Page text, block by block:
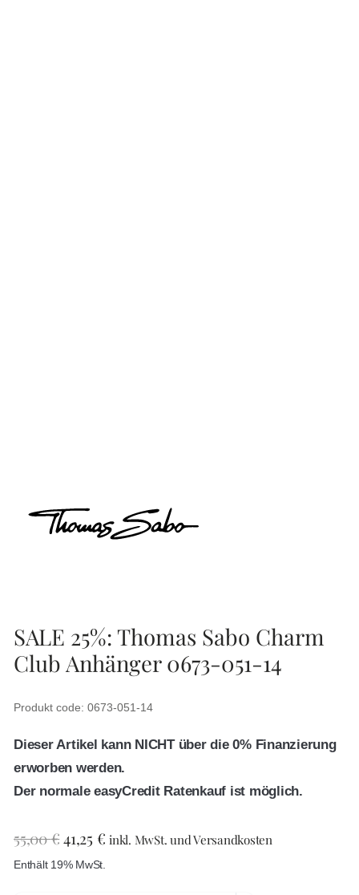
SALE 25%: Thomas Sabo Charm
Club Anhänger 0673-051-14
Produkt code: 0673-051-14
Dieser Artikel kann NICHT über die 0% Finanzierung
erworben werden.
Der normale easyCredit Ratenkauf ist möglich.
55,00€41,25 € inkl. MwSt. und Versandkosten
Enthält 19% MwSt.